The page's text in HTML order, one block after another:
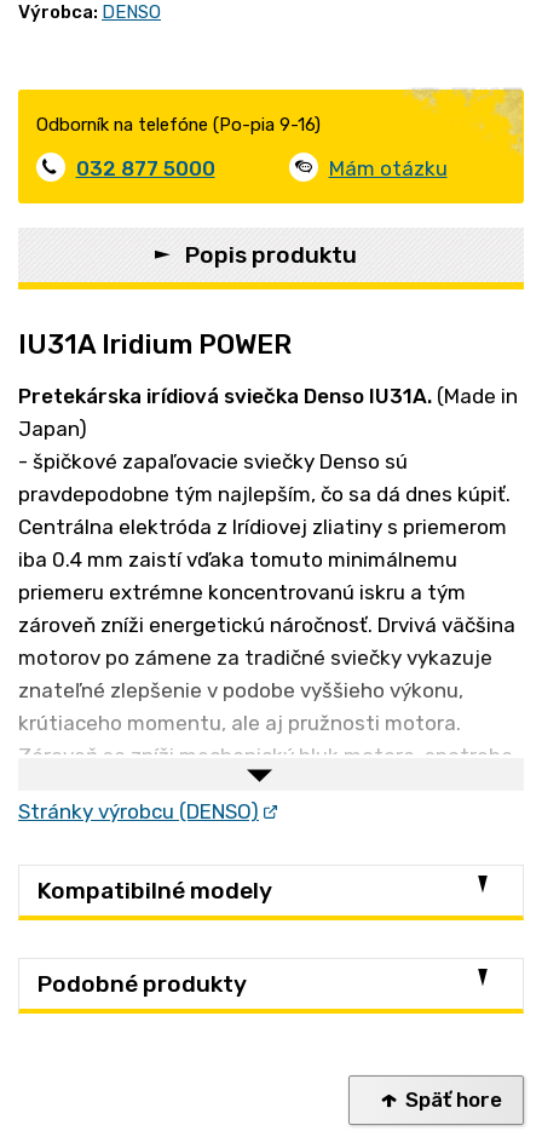
Výrobca: DENSO
Odborník na telefóne (Po-pia 9-16)
032 877 5000 Mám otázku
Popis produktu
IU31A Iridium POWER
Pretekárska irídiová sviečka Denso IU31A. (Made in
Japan)
- špičkové zapaľovacie sviečky Denso sú
pravdepodobne tým najlepším, čo sa dá dnes kúpiť.
Centrálna elektróda z Irídiovej zliatiny s priemerom
iba 0.4 mm zaistí vďaka tomuto minimálnemu
priemeru extrémne koncentrovanú iskru a tým
zároveň zníži energetickú náročnosť. Drvivá väčšina
motorov po zámene za tradičné sviečky vykazuje
znateľné zlepšenie v podobe vyššieho výkonu,
krútiaceho momentu, ale aj pružnosti motora.
Zároveň sa zníži mechanický hluk motora, spotreba,
rozkmit otáčok pri voľnobehu a zrýchli odozva na
rukoväť plynu. Pre tieto jedinečné vlastnosti dodáva
prvovýroby (Honda/Suzuki/Yamaha/Kawasaki a
ďalšie)
Stránky výrobcu (DENSO)
Kompatibilné modely
Podobné produkty
Späť hore